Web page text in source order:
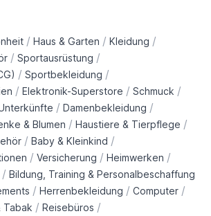
/ Haus & Garten / Kleidung /
/ Sportausrüstung /
/ Sportbekleidung /
/ Elektronik-Superstore / Schmuck /
/ Damenbekleidung /
& Blumen / Haustiere & Tierpflege /
/ Baby & Kleinkind /
/ Versicherung / Heimwerken /
/ Bildung, Training & Personalbeschaffung
/ Herrenbekleidung / Computer /
Tabak / Reisebüros /